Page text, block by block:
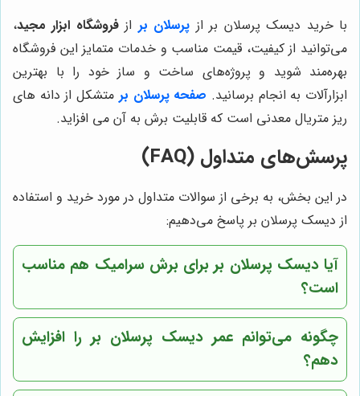
با خرید دیسک پرسلان بر از پرسلان بر ازفروشگاه ابزار مجید،
می‌توانید از کیفیت، قیمت مناسب و خدمات متمایز این فروشگاه
بهره‌مند شوید و پروژه‌های ساخت و ساز خود را با بهترین
ابزارآلات به انجام برسانید. صفحه پرسلان بر متشکل از دانه های
ریز متریال معدنی است که قابلیت برش به آن می افزاید.
پرسش‌های متداول (FAQ)
در این بخش، به برخی از سوالات متداول در مورد خرید و استفاده
از دیسک پرسلان بر پاسخ می‌دهیم:
آیا دیسک پرسلان بر برای برش سرامیک هم مناسب
است؟
چگونه می‌توانم عمر دیسک پرسلان بر را افزایش
دهم؟